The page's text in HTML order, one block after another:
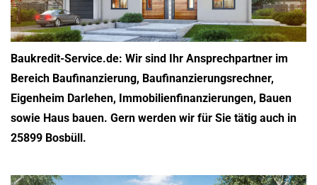
Baukredit-Service.de: Wir sind Ihr Ansprechpartner im
Bereich Baufinanzierung, Baufinanzierungsrechner,
Eigenheim Darlehen, Immobilienfinanzierungen, Bauen
sowie Haus bauen. Gern werden wir für Sie tätig auch in
25899 Bosbüll.